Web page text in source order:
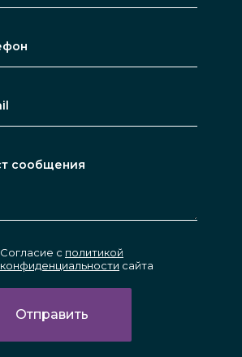
Согласие с политикой
конфиденциальности сайта